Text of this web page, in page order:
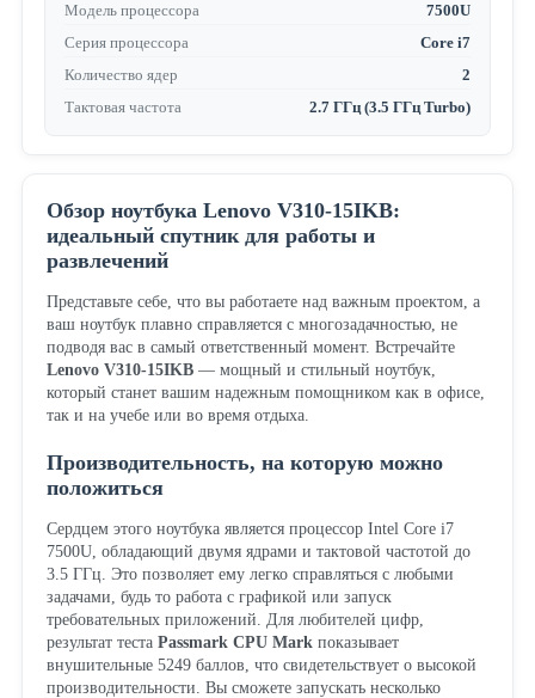
Модель процессора
7500U
Серия процессора
Core i7
Количество ядер
2
Тактовая частота
2.7 ГГц (3.5 ГГц Turbo)
Обзор ноутбука Lenovo V310-15IKB:
идеальный спутник для работы и
развлечений
Представьте себе, что вы работаете над важным проектом, а
ваш ноутбук плавно справляется с многозадачностью, не
подводя вас в самый ответственный момент. Встречайте
Lenovo V310-15IKB— мощный и стильный ноутбук,
который станет вашим надежным помощником как в офисе,
так и на учебе или во время отдыха.
Производительность, на которую можно
положиться
Сердцем этого ноутбука является процессор Intel Core i7
7500U, обладающий двумя ядрами и тактовой частотой до
3.5 ГГц. Это позволяет ему легко справляться с любыми
задачами, будь то работа с графикой или запуск
требовательных приложений. Для любителей цифр,
результат теста Passmark CPU Mark показывает
внушительные 5249 баллов, что свидетельствует о высокой
производительности. Вы сможете запускать несколько